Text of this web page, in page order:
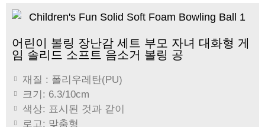
어린이 볼링 장난감 세트 부모 자녀 대화형 게
임 솔리드 소프트 음소거 볼링 공
재질 : 폴리우레탄(PU)
크기: 6.3/10cm
색상: 표시된 것과 같이
로고: 맞춤형